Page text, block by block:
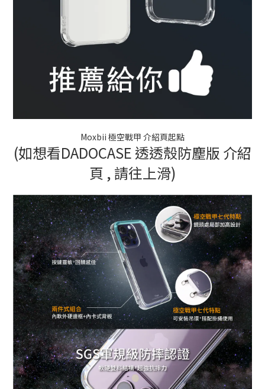
Moxbii 極空戰甲 介紹頁起點
(如想看DADOCASE 透透殼防塵版 介紹
頁 , 請往上滑)